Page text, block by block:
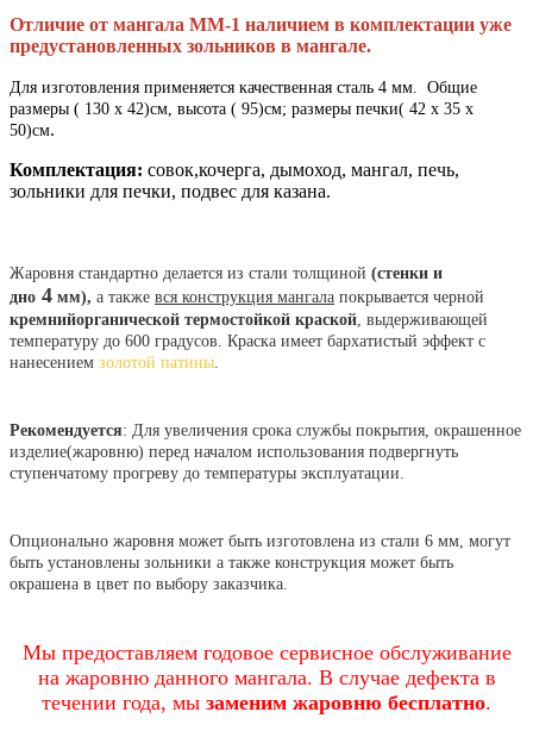
Отличие от мангала ММ-1 наличием в комплектации уже
предустановленных зольников в мангале.
Для изготовления применяется качественная сталь 4 мм. Общие
размеры ( 130 х 42)см, высота ( 95)см; размеры печки( 42 х 35 х
50)см.
Комплектация: совок,кочерга, дымоход, мангал, печь,
зольники для печки, подвес для казана.
Жаровня стандартно делается из стали толщиной (стенки и
дно 4 мм), а также вся конструкция мангала покрывается черной
кремнийорганической термостойкой краской, выдерживающей
температуру до 600 градусов. Краска имеет бархатистый эффект с
нанесением золотой патины.
Рекомендуется: Для увеличения срока службы покрытия, окрашенное
изделие(жаровню) перед началом использования подвергнуть
ступенчатому прогреву до температуры эксплуатации.
Опционально жаровня может быть изготовлена из стали 6 мм, могут
быть установлены зольники а также конструкция может быть
окрашена в цвет по выбору заказчика.
Мы предоставляем годовое сервисное обслуживание
на жаровню данного мангала. В случае дефекта в
течении года, мы заменим жаровню бесплатно.